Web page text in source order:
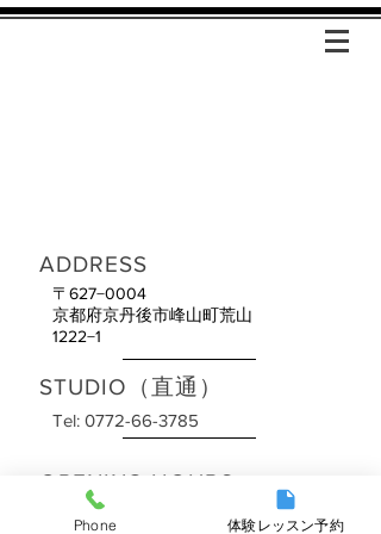
ADDRESS
〒627−0004
​京都府京丹後市峰山町荒山
1222−1
STUDIO（直通）
Tel: 0772-66-3785
OPENING HOURS
9：00〜21：00
Phone 体験レッスン予約